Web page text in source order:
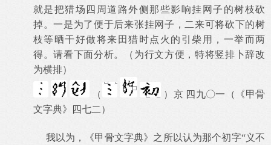
就是把猎场四周道路外侧那些影响挂网子的树枝砍
掉。一是为了便于后来张挂网子，二来可将砍下的树
枝等晒干好做将来田猎时点火的引柴用，一举而两
得。请看下面分析。（为行文方便，特将竖排卜辞改
为横排）
（
）京 四九〇一（《甲骨
文字典》四七二）
我以为，《甲骨文字典》之所以认为那个初字“义不